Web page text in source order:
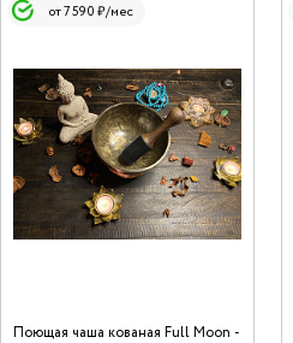
от 7 590 ₽/мес
Поющая чаша кованая Full Moon -